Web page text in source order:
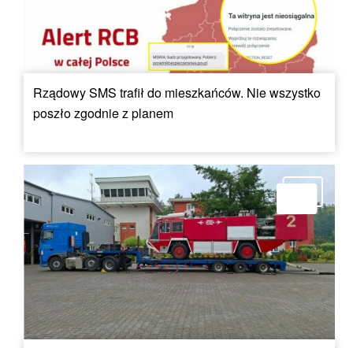
Rządowy SMS trafił do mieszkańców. Nie wszystko
poszło zgodnie z planem